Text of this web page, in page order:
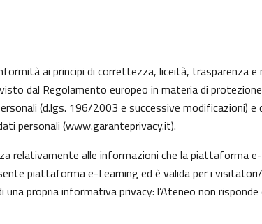
ai principi di correttezza, liceità, trasparenza e
dal Regolamento europeo in materia di
(d.lgs. 196/2003 e successive modificazioni)
personali (www.garanteprivacy.it).
relativamente alle informazioni che la piattaforma
piattaforma e-Learning ed è valida per i
propria informativa privacy: l’Ateneo non